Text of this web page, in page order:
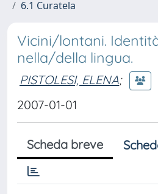
6.1 Curatela
Vicini/lontani.
nella/della lingua.
PISTOLESI, ELENA;
2007-01-01
Scheda breve